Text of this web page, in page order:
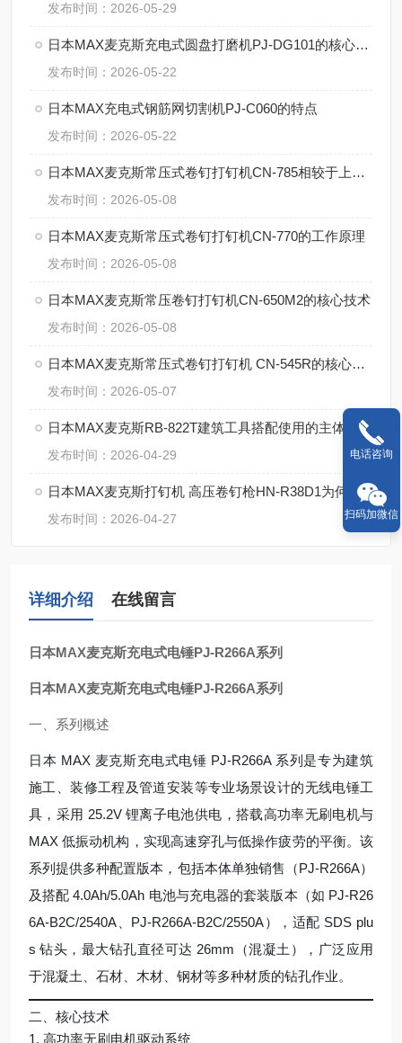
发布时间：2026-05-29
日本MAX麦克斯充电式圆盘打磨机PJ-DG101的核心技术
发布时间：2026-05-22
日本MAX充电式钢筋网切割机PJ-C060的特点
发布时间：2026-05-22
日本MAX麦克斯常压式卷钉打钉机CN-785相较于上一代，哪些方面升级
发布时间：2026-05-08
日本MAX麦克斯常压式卷钉打钉机CN-770的工作原理
发布时间：2026-05-08
日本MAX麦克斯常压卷钉打钉机CN-650M2的核心技术
发布时间：2026-05-08
日本MAX麦克斯常压式卷钉打钉机 CN-545R的核心参数
发布时间：2026-05-07
日本MAX麦克斯RB-822T建筑工具搭配使用的主体解决方案
发布时间：2026-04-29
日本MAX麦克斯打钉机 高压卷钉枪HN-R38D1为何这么牛？
发布时间：2026-04-27
详细介绍 在线留言
日本MAX麦克斯充电式电锤PJ-R266A系列
日本MAX麦克斯充电式电锤PJ-R266A系列
一、系列概述
日本 MAX 麦克斯充电式电锤 PJ-R266A 系列是专为建筑
施工、装修工程及管道安装等专业场景设计的无线电锤工
具，采用 25.2V 锂离子电池供电，搭载高功率无刷电机与
MAX 低振动机构，实现高速穿孔与低操作疲劳的平衡。该
系列提供多种配置版本，包括本体单独销售（PJ-R266A）
及搭配 4.0Ah/5.0Ah 电池与充电器的套装版本（如 PJ-R26
6A-B2C/2540A、PJ-R266A-B2C/2550A），适配 SDS plu
s 钻头，最大钻孔直径可达 26mm（混凝土），广泛应用
于混凝土、石材、木材、钢材等多种材质的钻孔作业。
二、核心技术
1. 高功率无刷电机驱动系统
电话咨询
扫码加微信